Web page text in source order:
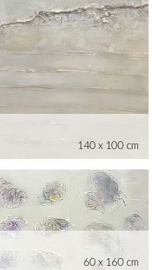
140 x 100 cm
60 x 160 cm